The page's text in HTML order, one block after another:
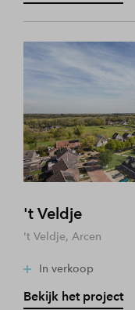
't Veldje
't Veldje, Arcen
In verkoop
Bekijk het project